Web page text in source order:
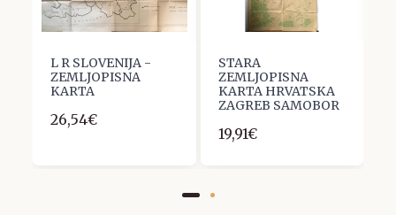
L R SLOVENIJA -
ZEMLJOPISNA
KARTA
26,54€
STARA
ZEMLJOPISNA
KARTA HRVATSKA
ZAGREB SAMOBOR
19,91€